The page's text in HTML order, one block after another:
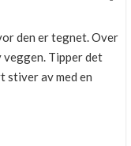
den er tegnet. Over
veggen. Tipper det
stiver av med en